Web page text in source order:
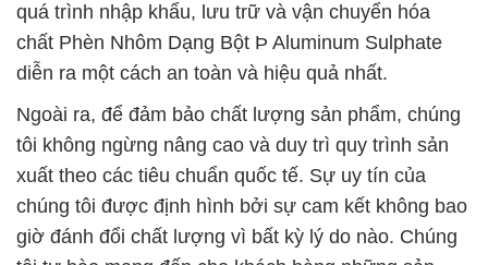
quá trình nhập khẩu, lưu trữ và vận chuyển hóa
chất Phèn Nhôm Dạng Bột Þ Aluminum Sulphate
diễn ra một cách an toàn và hiệu quả nhất.
Ngoài ra, để đảm bảo chất lượng sản phẩm, chúng
tôi không ngừng nâng cao và duy trì quy trình sản
xuất theo các tiêu chuẩn quốc tế. Sự uy tín của
chúng tôi được định hình bởi sự cam kết không bao
giờ đánh đổi chất lượng vì bất kỳ lý do nào. Chúng